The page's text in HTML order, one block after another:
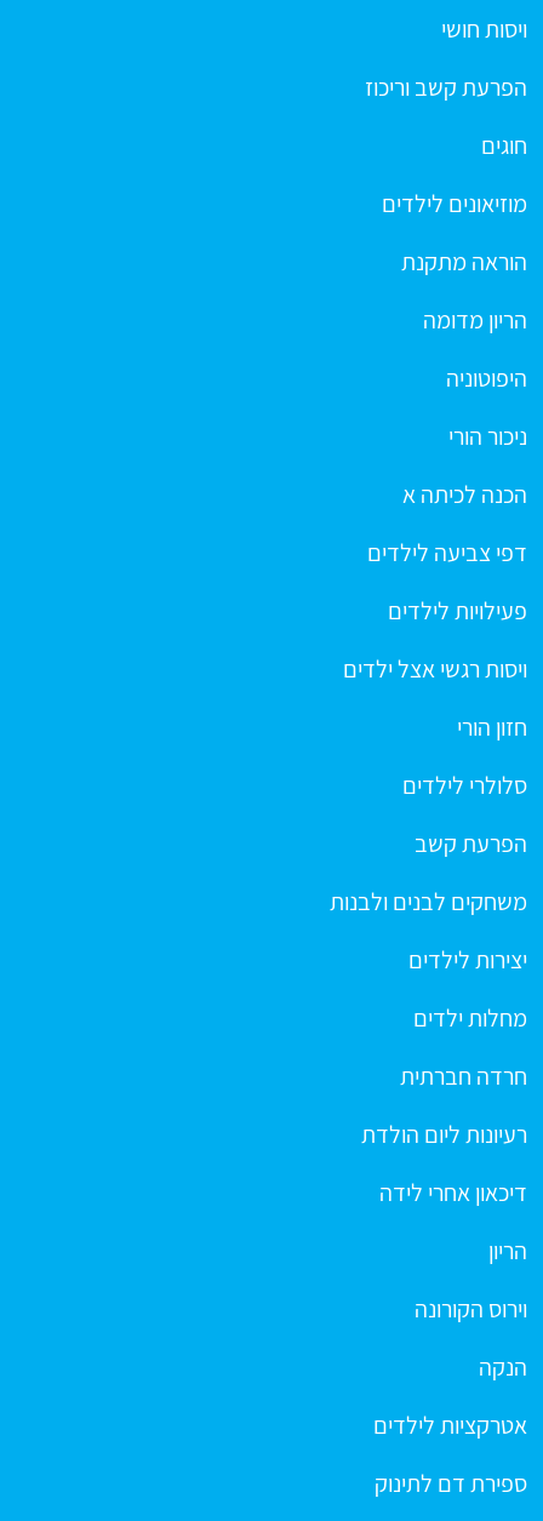
ויסות חושי
הפרעת קשב וריכוז
חוגים
מוזיאונים לילדים
הוראה מתקנת
הריון מדומה
היפוטוניה
ניכור הורי
הכנה לכיתה א
דפי צביעה לילדים
פעילויות לילדים
ויסות רגשי אצל ילדים
חזון הורי
סלולרי לילדים
הפרעת קשב
משחקים לבנים ולבנות
יצירות לילדים
מחלות ילדים
חרדה חברתית
רעיונות ליום הולדת
דיכאון אחרי לידה
הריון
וירוס הקורונה
הנקה
אטרקציות לילדים
ספירת דם לתינוק